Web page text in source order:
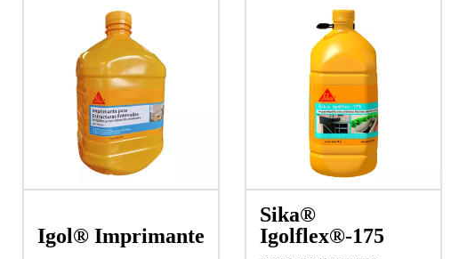
Igol® Imprimante
Sika®
Igolflex®-175